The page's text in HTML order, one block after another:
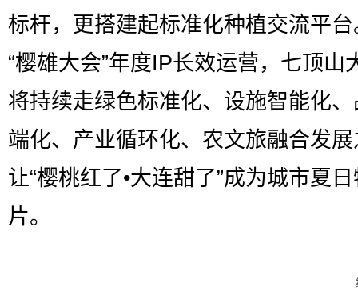
标杆，更搭建起标准化种植交流平
“樱雄大会”年度IP长效运营，七顶山
将持续走绿色标准化、设施智能化
端化、产业循环化、农文旅融合发
让“樱桃红了•大连甜了”成为城市夏
片。